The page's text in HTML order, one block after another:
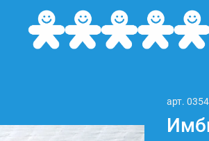
арт.